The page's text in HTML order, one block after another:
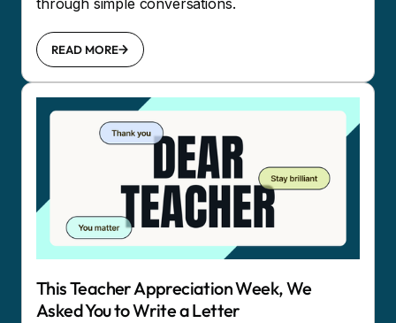
through simple conversations.
READ MORE
This Teacher Appreciation Week, We
Asked You to Write a Letter